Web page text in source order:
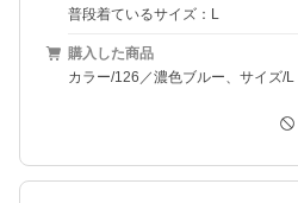
普段着ているサイズ：L
購入した商品
カラー/126／濃色ブルー、サイズ/L